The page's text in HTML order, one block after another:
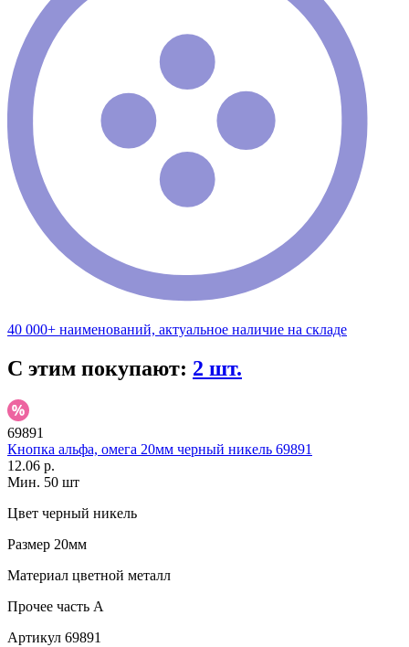
40 000+ наименований, актуальное наличие на складе
С этим покупают: 2 шт.
69891
Кнопка альфа, омега 20мм черный никель 69891
12.06 р.
Мин. 50 шт
Цвет черный никель
Размер 20мм
Материал цветной металл
Прочее часть A
Артикул 69891